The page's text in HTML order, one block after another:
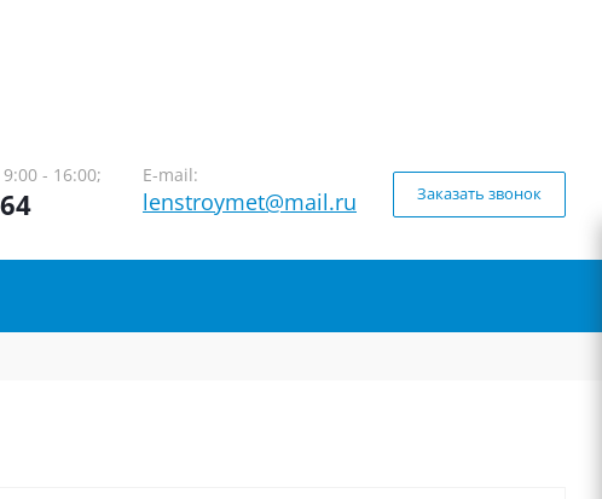
- 16:00; E-mail:
lenstroymet@mail.ru Заказать звонок